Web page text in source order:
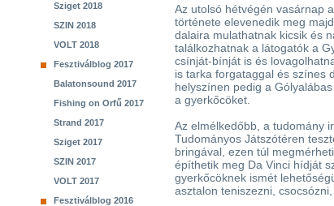
Sziget 2018
SZIN 2018
VOLT 2018
Fesztiválblog 2017
Balatonsound 2017
Fishing on Orfű 2017
Strand 2017
Sziget 2017
SZIN 2017
VOLT 2017
Fesztiválblog 2016
Az utolsó hétvégén vasárnap
története elevenedik meg
dalaira mulathatnak kicsik és
találkozhatnak a látogatók a
csínját-bínját is és
is tarka forgataggal és színes
helyszínen pedig a
a gyerkőcöket.
Az elmélkedőbb, a tudomány
Tudományos Játszótéren
bringával, ezen túl
építhetik meg Da Vinci hídját
gyerkőcöknek ismét
asztalon teniszezni,